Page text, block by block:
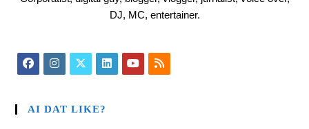
DJ, MC, entertainer.
AI DAT LIKE?